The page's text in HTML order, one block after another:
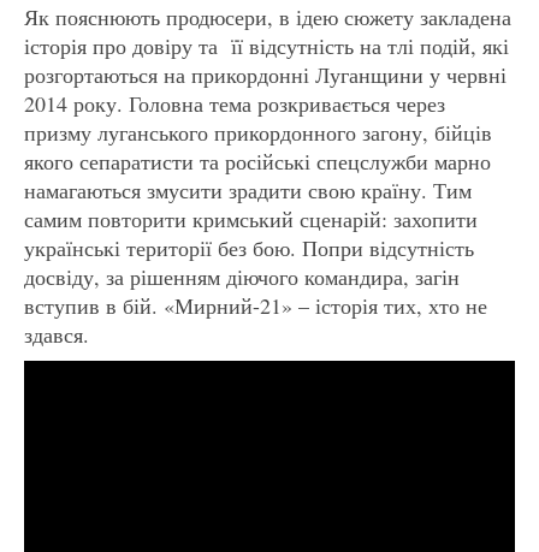
Як пояснюють продюсери, в ідею сюжету закладена
історія про довіру та її відсутність на тлі подій, які
розгортаються на прикордонні Луганщини у червні
2014 року. Головна тема розкривається через
призму луганського прикордонного загону, бійців
якого сепаратисти та російські спецслужби марно
намагаються змусити зрадити свою країну. Тим
самим повторити кримський сценарій: захопити
українські території без бою. Попри відсутність
досвіду, за рішенням діючого командира, загін
вступив в бій. «Мирний-21» – історія тих, хто не
здався.